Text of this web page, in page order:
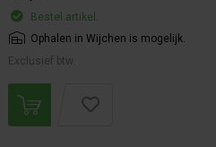
Bestel artikel.
Ophalen in Wijchen is mogelijk.
Exclusief btw.